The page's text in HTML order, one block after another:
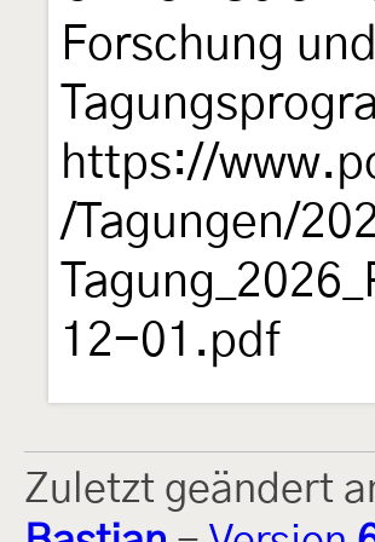
Forschung
https://
/Tagungen/
12-01.pdf
Zuletzt geändert